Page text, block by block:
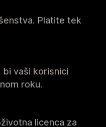
Platite tek
vaši korisnici
roku.
licenca za